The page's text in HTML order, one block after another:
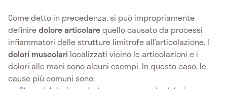
Come detto in precedenza, si può impropriamente
definiredolore articolarequello causato da processi
infiammatori delle strutture limitrofe all’articolazione. I
dolori muscolari localizzati vicino le articolazioni e i
dolori alle mani sono alcuni esempi. In questo caso, le
cause più comuni sono: